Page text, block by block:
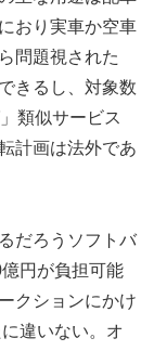
おり実車か空車
問題視された
きるし、対象数
類似サービス
計画は法外であ
だろうソフトバ
円が負担可能
クションにかけ
違いない。オ